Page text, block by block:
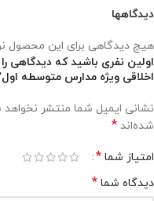
دیدگاهها
هیچ دیدگاهی برای این محصول
اولین نفری باشید که دیدگاهی را
اخلاقی ویژه مدارس متوسطه
نشانی ایمیل شما منتشر
شده‌اند *
امتیاز شما *
دیدگاه شما *